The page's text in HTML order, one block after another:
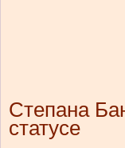
Степана
статусе